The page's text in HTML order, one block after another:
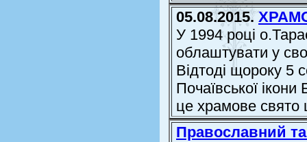
05.08.2015.
У 1994 році
облаштувати у
Відтоді щороку 5
Почаївської
це храмове свято
Православний